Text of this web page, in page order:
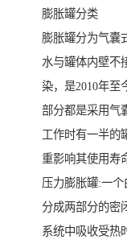
膨胀罐分类
膨胀罐分为气囊
水与罐体内壁不
染，是2010年至
部分都是采用气
工作时有一半的
重影响其使用寿
压力膨胀罐:一
分成两部分的密
系统中吸收受热